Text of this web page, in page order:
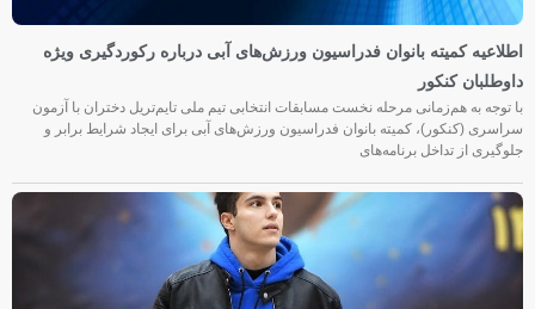
اطلاعیه کمیته بانوان فدراسیون ورزش‌های آبی درباره رکوردگیری ویژه
داوطلبان کنکور
با توجه به هم‌زمانی مرحله نخست مسابقات انتخابی تیم ملی تایم‌تریل دختران با آزمون
سراسری (کنکور)، کمیته بانوان فدراسیون ورزش‌های آبی برای ایجاد شرایط برابر و
جلوگیری از تداخل برنامه‌های